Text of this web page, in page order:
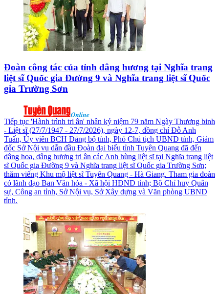
Đoàn công tác của tỉnh dâng hương tại Nghĩa trang
liệt sĩ Quốc gia Đường 9 và Nghĩa trang liệt sĩ Quốc
gia Trường Sơn
Tiếp tục 'Hành trình tri ân' nhân kỷ niệm 79 năm Ngày Thương binh
- Liệt sĩ (27/7/1947 - 27/7/2026), ngày 12-7, đồng chí Đỗ Anh
Tuấn, Ủy viên BCH Đảng bộ tỉnh, Phó Chủ tịch UBND tỉnh, Giám
đốc Sở Nội vụ dẫn đầu Đoàn đại biểu tỉnh Tuyên Quang đã đến
dâng hoa, dâng hương tri ân các Anh hùng liệt sĩ tại Nghĩa trang liệt
sĩ Quốc gia Đường 9 và Nghĩa trang liệt sĩ Quốc gia Trường Sơn;
thăm viếng Khu mộ liệt sĩ Tuyên Quang - Hà Giang. Tham gia đoàn
có lãnh đạo Ban Văn hóa - Xã hội HĐND tỉnh; Bộ Chỉ huy Quân
sự, Công an tỉnh, Sở Nội vụ, Sở Xây dựng và Văn phòng UBND
tỉnh.